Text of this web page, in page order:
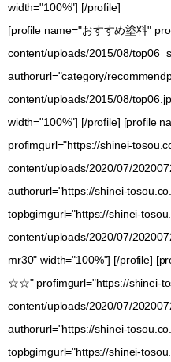
width="100%"] [/profile]
[profile name="おすすめ塗料"
content/uploads/2015/08/
authorurl="category/
content/uploads/2015/08/
width="100%"] [/profile] [profile
profimgurl="https://shinei-
content/uploads/2020/07/
authorurl="https://shinei-
topbgimgurl="https://shinei-
content/uploads/2020/07/
mr30" width="100%"] [/profile]
☆☆" profimgurl="https://shinei-
content/uploads/2020/07/
authorurl="https://shinei-
topbgimgurl="https://shinei-